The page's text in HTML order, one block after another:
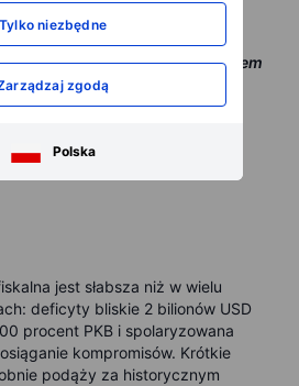
Tylko niezbędne
zgodą
Polska
rządu to mniej myśli o
o tym, co dzieje się z dolarem
sytuacja jest inna ze
zadłużenie i politykę
jest słabsza niż w wielu
deficyty bliskie 2 bilionów USD
procent PKB i spolaryzowana
kompromisów. Krótkie
podąży za historycznym